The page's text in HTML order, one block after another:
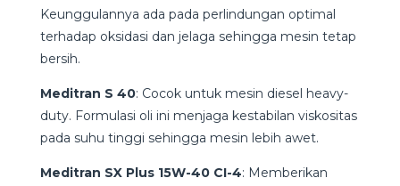
Keunggulannya ada pada perlindungan optimal
terhadap oksidasi dan jelaga sehingga mesin tetap
bersih.
Meditran S 40: Cocok untuk mesin diesel heavy-
duty. Formulasi oli ini menjaga kestabilan viskositas
pada suhu tinggi sehingga mesin lebih awet.
Meditran SX Plus 15W-40 CI-4: Memberikan